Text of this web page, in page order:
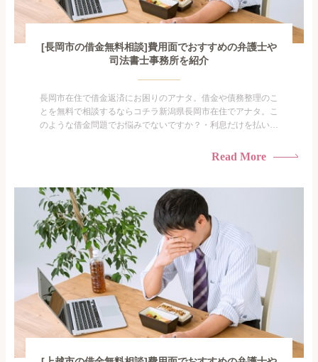
[長岡市の借金無料相談]費用面でおすすめの弁護士や
司法書士事務所を紹介
長岡市在住で借金返済にお困りのアナタ。借金や債務整理のこ
とを無料で相談するならコチラ新潟県長岡市在住でアナタ。こ
のような借金問題でお悩みでないですか？・利息だけを払い続
られたくない・借金の催促、取り立てで憂鬱になる。・闇金に
がありま...
Read More